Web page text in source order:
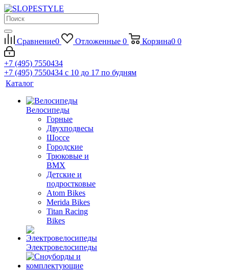
Сравнение0 Отложенные 0 Корзина0 0
+7 (495) 7550434
+7 (495) 7550434 с 10 до 17 по будням
Каталог
Велосипеды
Горные
Двухподвесы
Шоссе
Городские
Трюковые и
BMX
Детские и
подростковые
Atom Bikes
Merida Bikes
Titan Racing
Bikes
Электровелосипеды